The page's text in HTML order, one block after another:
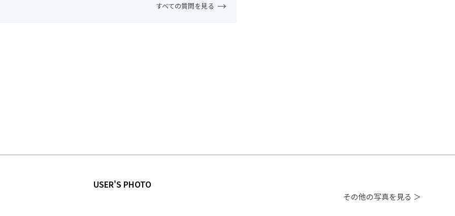
すべての質問を見る
USER'S PHOTO
その他の写真を見る ＞